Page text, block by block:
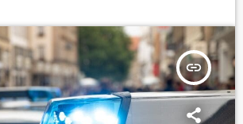
insert_link